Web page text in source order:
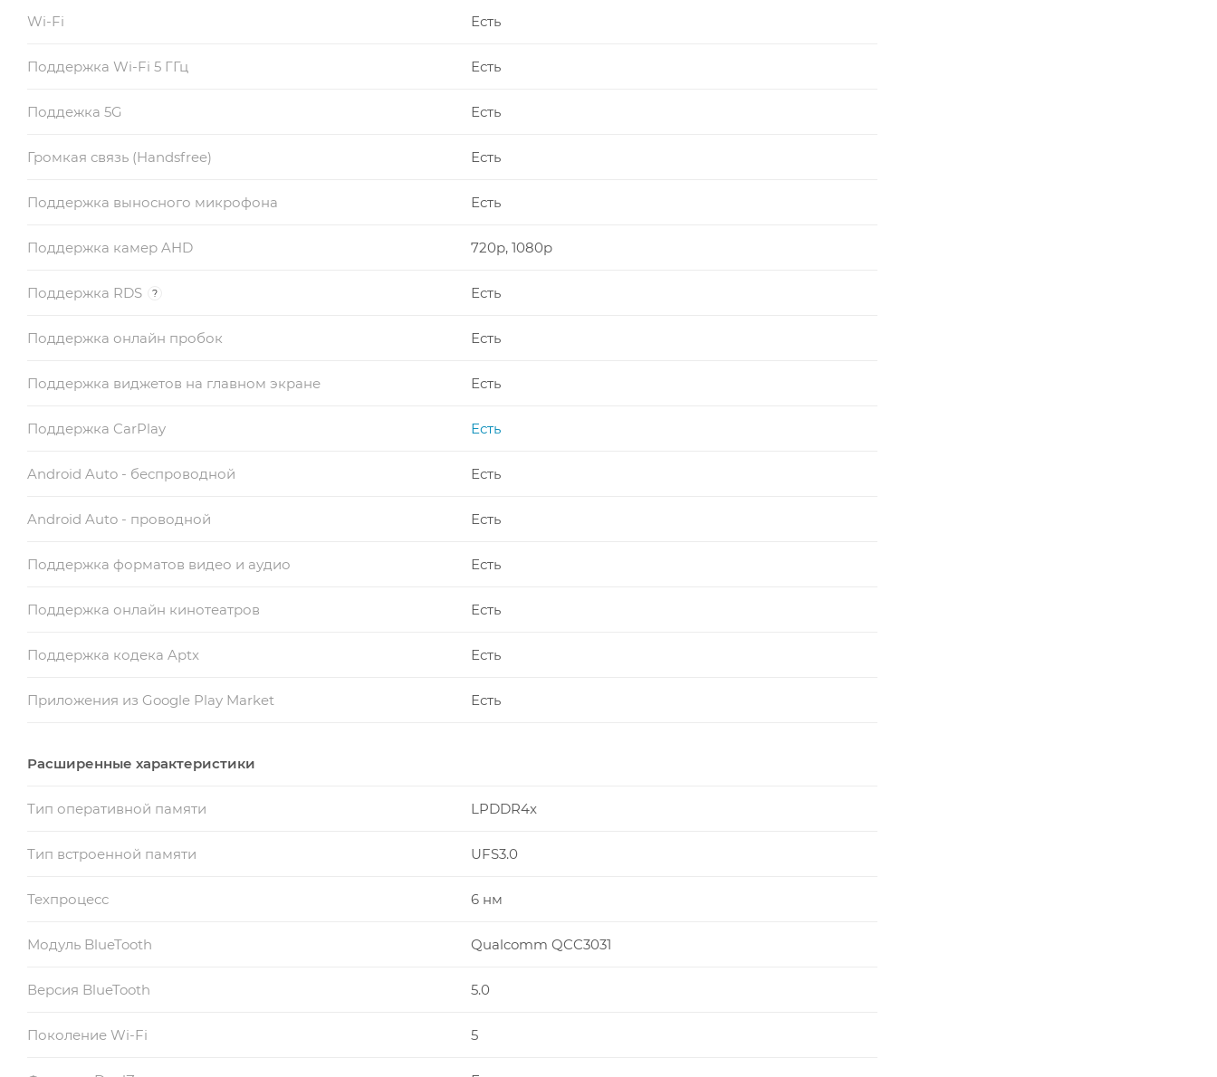
Wi-Fi Есть
Поддержка Wi-Fi 5 ГГц Есть
Поддежка 5G Есть
Громкая связь (Handsfree) Есть
Поддержка выносного микрофона Есть
Поддержка камер AHD 720p, 1080p
Поддержка RDS ? Есть
Поддержка онлайн пробок Есть
Поддержка виджетов на главном экране Есть
Поддержка CarPlay Есть
Android Auto - беспроводной Есть
Android Auto - проводной Есть
Поддержка форматов видео и аудио Есть
Поддержка онлайн кинотеатров Есть
Поддержка кодека Aptx Есть
Приложения из Google Play Market Есть
Расширенные характеристики
Тип оперативной памяти LPDDR4x
Тип встроенной памяти UFS3.0
Техпроцесс 6 нм
Модуль BlueTooth Qualcomm QCC3031
Версия BlueTooth 5.0
Поколение Wi-Fi 5